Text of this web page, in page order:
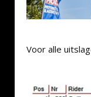
Voor alle